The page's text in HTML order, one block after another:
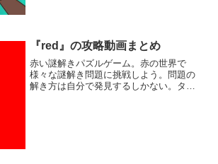
『red』の攻略動画まとめ
赤い謎解きパズルゲーム。赤の世界で
様々な謎解き問題に挑戦しよう。問題の
解き方は自分で発見するしかない。タッ